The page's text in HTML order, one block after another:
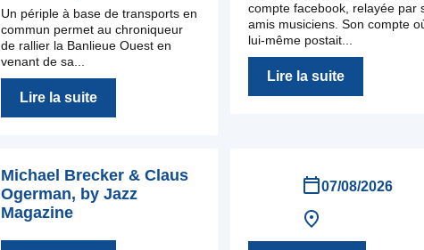
Un périple à base de transports en
commun permet au chroniqueur
de rallier la Banlieue Ouest en
venant de sa...
Lire la suite
compte facebook, relayée par
amis musiciens. Son compte
lui-même postait...
Lire la suite
Michael Brecker & Claus
Ogerman, by Jazz
Magazine
07/08/2026